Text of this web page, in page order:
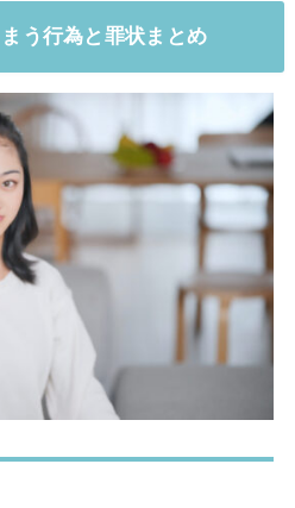
う行為と罪状まとめ